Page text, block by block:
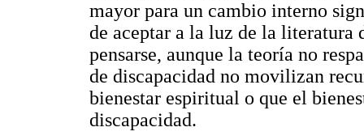
mayor para un cambio interno
de aceptar a la luz de la
pensarse, aunque la teoría no
de discapacidad no movilizan
bienestar espiritual o que el
discapacidad.